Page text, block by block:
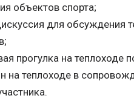
объектов спорта;
для обсуждения
прогулка на теплоходе
на теплоходе в